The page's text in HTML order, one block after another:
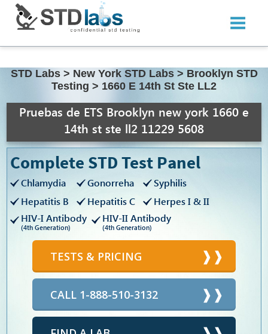
STD Labs > New York STD Labs > Brooklyn STD
Testing > 1660 E 14th St Ste LL2
Pruebas de ETS Brooklyn new york 1660 e
14th st ste ll2 11229 5608
Complete STD Test Panel
Chlamydia Gonorreha
Syphilis
Hepatitis B
Hepatitis C
Herpes I & II
HIV-I Antibody
(4th Generation)
HIV-II Antibody
(4th Generation)
TESTS & PRICING
CALL 1-888-510-3132